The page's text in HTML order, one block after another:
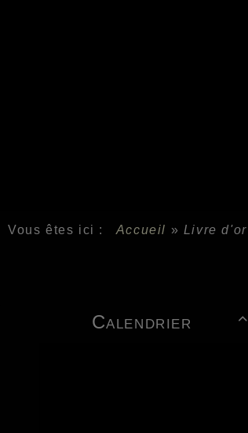
Vous êtes ici : Accueil » Livre d'or

Calendrier